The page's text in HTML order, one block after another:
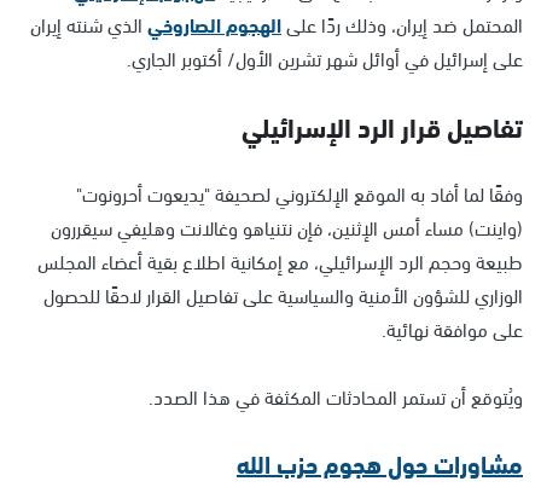
المحتمل ضد إيران، وذلك ردًا علىالهجوم الصاروخيالذي شنته إيران
على إسرائيل في أوائل شهر تشرين الأول/ أكتوبر الجاري.
تفاصيل قرار الرد الإسرائيلي
وفقًا لما أفاد به الموقع الإلكتروني لصحيفة "يديعوت أحرونوت"
(واينت) مساء أمس الإثنين، فإن نتنياهو وغالانت وهليفي سيقررون
طبيعة وحجم الرد الإسرائيلي، مع إمكانية اطلاع بقية أعضاء المجلس
الوزاري للشؤون الأمنية والسياسية على تفاصيل القرار لاحقًا للحصول
على موافقة نهائية.
ويُتوقع أن تستمر المحادثات المكثفة في هذا الصدد.
مشاورات حول هجوم حزب الله